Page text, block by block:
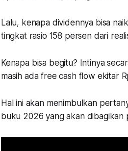
Lalu, kenapa dividennya bisa
tingkat rasio 158 persen dari
Kenapa bisa begitu? Intinya
masih ada free cash flow ekitar
Hal ini akan menimbulkan
buku 2026 yang akan dibagikan